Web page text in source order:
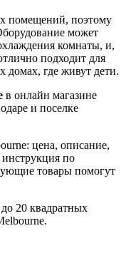
помещений, поэтому
может
комнаты, и,
подходит для
домах, где живут дети.
в онлайн магазине
и поселке
цена, описание,
инструкция по
товары помогут
20 квадратных